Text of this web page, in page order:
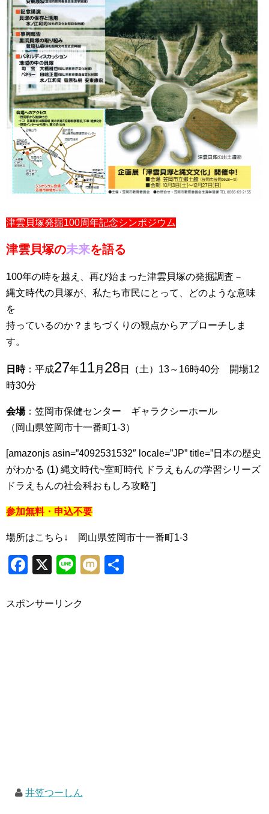
津雲貝塚発掘100周年記念シンポジウム
津雲貝塚の未来を語る
100年の時を越え、再び始まった津雲貝塚の発掘調査－
縄文時代の貝塚が、私たち市民にとって、どのような意味
を
持っているのか？まちづくりの観点からアプローチしま
す。
日時：平成27年11月 28日（土）13～16時40分 開場12
時30分
会場：笠岡市保健センター ギャラクシーホール
（岡山県笠岡市十一番町1-3）
[amazonjs asin=”4092531532″ locale=”JP” title=”日本の歴史
がわかる (1) 縄文時代~室町時代 ドラえもんの学習シリーズ
ドラえもんの社会科おもしろ攻略”]
参加無料・申込不要
場所はこちら↓ 岡山県笠岡市十一番町1-3
Facebook
X LineMixi
スポンサーリンク
井笠つーしん